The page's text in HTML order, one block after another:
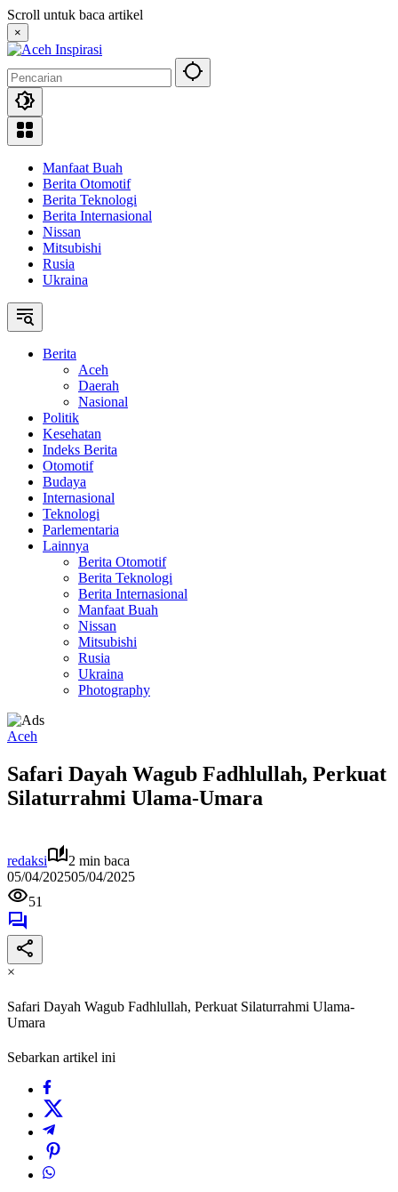
Langsung
ke
konten
Scroll untuk baca artikel
×
Manfaat Buah
Berita Otomotif
Berita Teknologi
Berita Internasional
Nissan
Mitsubishi
Rusia
Ukraina
Berita
Aceh
Daerah
Nasional
Politik
Kesehatan
Indeks Berita
Otomotif
Budaya
Internasional
Teknologi
Parlementaria
Lainnya
Berita Otomotif
Berita Teknologi
Berita Internasional
Manfaat Buah
Nissan
Mitsubishi
Rusia
Ukraina
Photography
Aceh
Safari Dayah Wagub Fadhlullah, Perkuat
Silaturrahmi Ulama-Umara
redaksi
2 min baca
05/04/202505/04/2025
51
×
Safari Dayah Wagub Fadhlullah, Perkuat Silaturrahmi Ulama-
Umara
Sebarkan artikel ini